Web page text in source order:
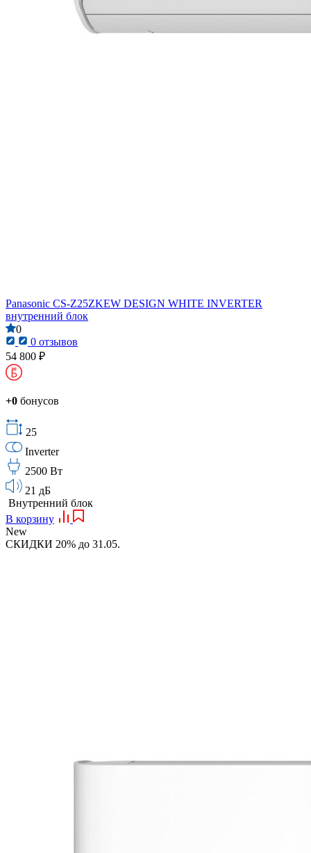
Panasonic CS-Z25ZKEW DESIGN WHITE INVERTER
внутренний блок
0
0 отзывов
54 800 ₽
+0 бонусов
25
Inverter
2500 Вт
21 дБ
Внутренний блок
В корзину
New
СКИДКИ 20% до 31.05.